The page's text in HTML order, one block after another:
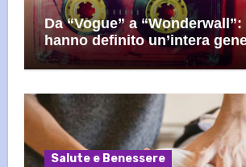
Da “Vogue” a
hanno definito un’intera
Salute e Benessere